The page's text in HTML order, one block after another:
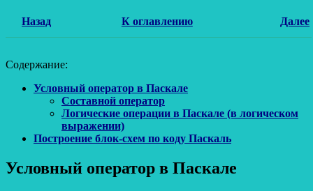
Назад К оглавлению Далее
Содержание:
Условный оператор в Паскале
Составной оператор
Логические операции в Паскале (в логическом
выражении)
Построение блок-схем по коду Паскаль
Условный оператор в Паскале